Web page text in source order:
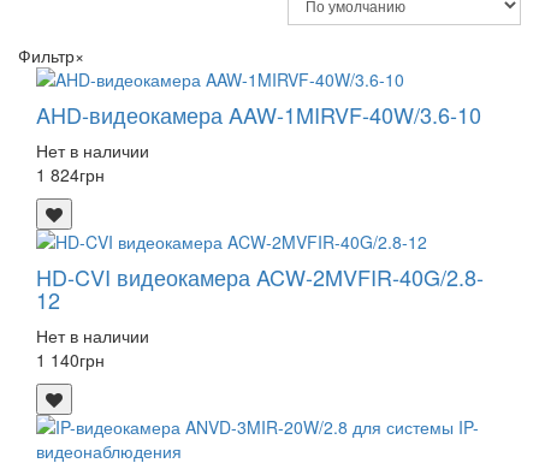
Фильтр×
AHD-видеокамера AAW-1MIRVF-40W/3.6-10
Нет в наличии
1 824грн
HD-CVI видеокамера ACW-2MVFIR-40G/2.8-
12
Нет в наличии
1 140грн